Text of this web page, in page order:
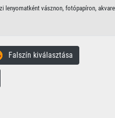
lenyomatként vásznon, fotópapíron,
Falszín kiválasztása